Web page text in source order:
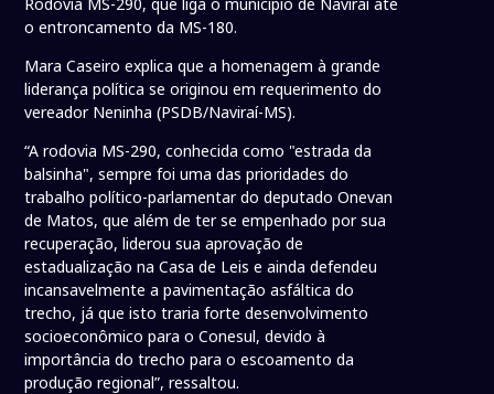
o entroncamento da MS-180.
Mara Caseiro explica que a homenagem à grande
liderança política se originou em requerimento do
vereador Neninha (PSDB/Naviraí-MS).
“A rodovia MS-290, conhecida como "estrada da
balsinha", sempre foi uma das prioridades do
trabalho político-parlamentar do deputado Onevan
de Matos, que além de ter se empenhado por sua
recuperação, liderou sua aprovação de
estadualização na Casa de Leis e ainda defendeu
incansavelmente a pavimentação asfáltica do
trecho, já que isto traria forte desenvolvimento
socioeconômico para o Conesul, devido à
importância do trecho para o escoamento da
produção regional”, ressaltou.